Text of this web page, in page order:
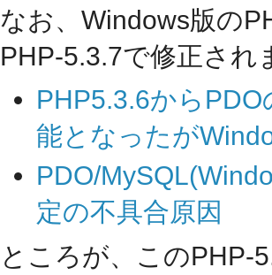
なお、Windows版の
PHP-5.3.7で修正され
PHP5.3.6から
能となったが
PDO/
定の不具合原因
ところが、このPHP-